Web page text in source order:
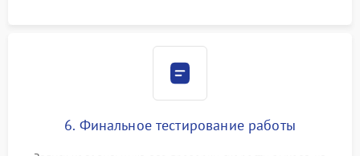
6. Финальное тестирование работы